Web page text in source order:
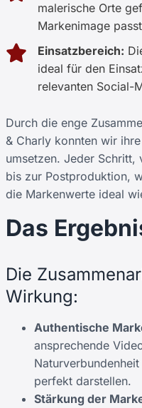
malerische Orte
Markenimage
Einsatzbereich:
ideal für den
relevanten Social-
Durch die enge
& Charly konnten wir
umsetzen. Jeder Schritt,
bis zur Postproduktion,
die Markenwerte ideal
Das
Die
Wirkung:
Authentische
ansprechende
perfekt darstellen.
Stärkung der